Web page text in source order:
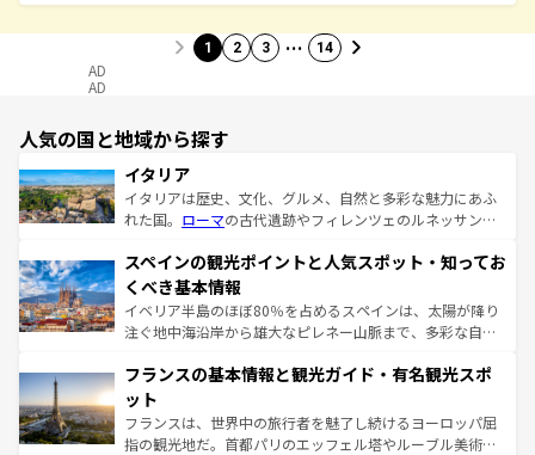
1 2 3 … 14
AD
AD
人気の国と地域から探す
イタリア
イタリアは歴史、文化、グルメ、自然と多彩な魅力にあふ
れた国。 ローマの古代遺跡やフィレンツェのルネッサンス
ろん、トスカーナの美しい田園風景やアマルフィ海岸の絶
景など、自然景観も見逃せない。観光の合間には、本場の
ピザやパスタなど、絶品のイタリア料理を堪能することも
できる。朝目覚めてから夜眠るまで、すべての瞬間を楽し
なお、新着のイタリア情報はコンテンツ一覧を参照してほ
しい。
スペインの観光ポイントと人気スポット・知ってお
くべき基本情報
イベリア半島のほぼ80％を占めるスペインは、太陽が降り
注ぐ地中海沿岸から雄大なピレネー山脈まで、多彩な自然
文化が根付くこの国では、情熱的なフラメンコ、熱気あふ
れる闘牛、そして美味しいタパスが生活の一部となってい
る。首都マドリードの洗練された雰囲気や、バルセロナの
アートに溢れた街角から、地方では古代ローマ遺跡や中世
フランスの基本情報と観光ガイド・有名観光スポ
ット
フランスは、世界中の旅行者を魅了し続けるヨーロッパ屈
指の観光地だ。首都パリのエッフェル塔やルーブル美術館